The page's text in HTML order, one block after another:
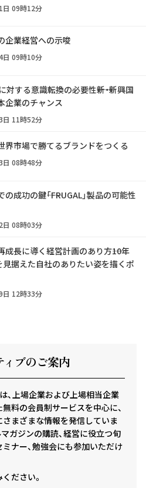
日 09時12分
企業経営への示唆
日 09時10分
対する意識転換の必要性――新・新興国
企業のチャンス
日 11時52分
界市場で勝てるブランドをつくる
日 08時48分
成功の鍵――「FRUGAL」製品の可能性
日 08時03分
成長に導く経営計画のあり方――10年
見据えた自社のありたい姿を描くポ
日 12時33分
ィ ブのご案内
、上場企業および上場相当企業
料の会員制サービスを中心に、
まざまな情報を発信していま
ガジンの購読、経営に役立つ旬
ナー、勉強会にも参加いただけ
ださい。